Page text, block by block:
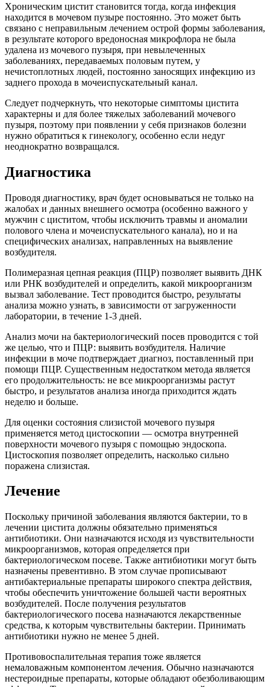
Хроническим цистит становится тогда, когда инфекция
находится в мочевом пузыре постоянно. Это может быть
связано с неправильным лечением острой формы заболевания,
в результате которого вредоносная микрофлора не была
удалена из мочевого пузыря, при невылеченных
заболеваниях, передаваемых половым путем, у
нечистоплотных людей, постоянно заносящих инфекцию из
заднего прохода в мочеиспускательный канал.
Следует подчеркнуть, что некоторые симптомы цистита
характерны и для более тяжелых заболеваний мочевого
пузыря, поэтому при появлении у себя признаков болезни
нужно обратиться к гинекологу, особенно если недуг
неоднократно возвращался.
Диагностика
Проводя диагностику, врач будет основываться не только на
жалобах и данных внешнего осмотра (особенно важного у
мужчин с циститом, чтобы исключить травмы и аномалии
полового члена и мочеиспускательного канала), но и на
специфических анализах, направленных на выявление
возбудителя.
Полимеразная цепная реакция (ПЦР) позволяет выявить ДНК
или РНК возбудителей и определить, какой микроорганизм
вызвал заболевание. Тест проводится быстро, результаты
анализа можно узнать, в зависимости от загруженности
лаборатории, в течение 1-3 дней.
Анализ мочи на бактериологический посев проводится с той
же целью, что и ПЦР: выявить возбудителя. Наличие
инфекции в моче подтверждает диагноз, поставленный при
помощи ПЦР. Существенным недостатком метода является
его продолжительность: не все микроорганизмы растут
быстро, и результатов анализа иногда приходится ждать
неделю и больше.
Для оценки состояния слизистой мочевого пузыря
применяется метод цистоскопии — осмотра внутренней
поверхности мочевого пузыря с помощью эндоскопа.
Цистоскопия позволяет определить, насколько сильно
поражена слизистая.
Лечение
Поскольку причиной заболевания являются бактерии, то в
лечении цистита должны обязательно применяться
антибиотики. Они назначаются исходя из чувствительности
микроорганизмов, которая определяется при
бактериологическом посеве. Также антибиотики могут быть
назначены превентивно. В этом случае прописывают
антибактериальные препараты широкого спектра действия,
чтобы обеспечить уничтожение большей части вероятных
возбудителей. После получения результатов
бактериологического посева назначаются лекарственные
средства, к которым чувствительны бактерии. Принимать
антибиотики нужно не менее 5 дней.
Противовоспалительная терапия тоже является
немаловажным компонентом лечения. Обычно назначаются
нестероидные препараты, которые обладают обезболивающим